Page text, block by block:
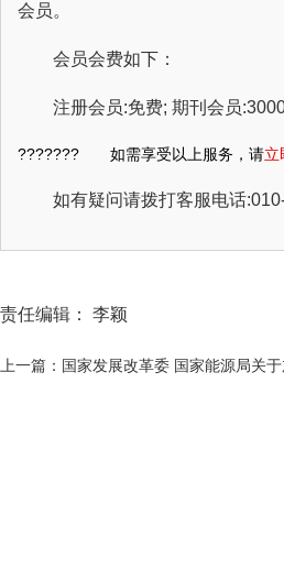
会员。
会员会费如下：
注册会员:免费; 期刊会员
??????? 如需享受以上服务，请立
如有疑问请拨打客服电话
责任编辑： 李颖
上一篇：国家发展改革委 国家能源局关于